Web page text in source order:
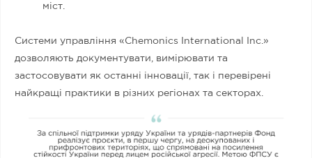
міст.
Системи управління «Chemonics International Inc.»
дозволяють документувати, вимірювати та
застосовувати як останні інновації, так і перевірені
найкращі практики в різних регіонах та секторах.